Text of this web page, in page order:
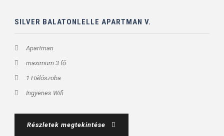
SILVER BALATONLELLE APARTMAN V.
Apartman
maximum 3 fő
1 Hálószoba
Ingyenes Wifi
Részletek megtekintése